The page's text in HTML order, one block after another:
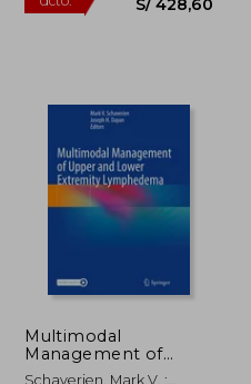
55%
dcto.
Multimodal
Management of
Upper and Lower
Schaverien, Mark V. ;